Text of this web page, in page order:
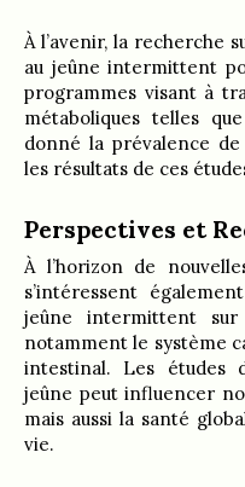
À l’avenir, la recherche
au jeûne intermittent
programmes visant à
métaboliques telles
donné la prévalence
les résultats de ces
Perspectives et
À l’horizon de
s’intéressent
jeûne intermittent sur
notamment le système
intestinal. Les études
jeûne peut influencer
mais aussi la santé
vie.